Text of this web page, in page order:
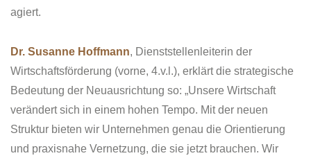
agiert.
Dr. Susanne Hoffmann, Dienststellenleiterin der
Wirtschaftsförderung (vorne, 4.v.l.), erklärt die strategische
Bedeutung der Neuausrichtung so: „Unsere Wirtschaft
verändert sich in einem hohen Tempo. Mit der neuen
Struktur bieten wir Unternehmen genau die Orientierung
und praxisnahe Vernetzung, die sie jetzt brauchen. Wir